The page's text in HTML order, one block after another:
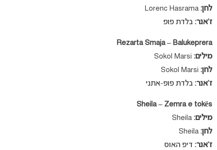
לחן:
ז’אנר: בלדת פופ
Rezarta Smaja – Balukeprera
מילים:
לחן:
ז’אנר: בלדת פופ-אתני
Sheila – Zemra e tokës
מילים:
לחן:
ז’אנר: דיפ האוס